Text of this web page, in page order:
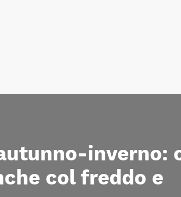
inverno:
col freddo e